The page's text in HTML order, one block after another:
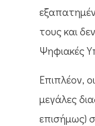
τους και
Ψηφιακές
Επιπλέον,
μεγάλες
επισήμως)